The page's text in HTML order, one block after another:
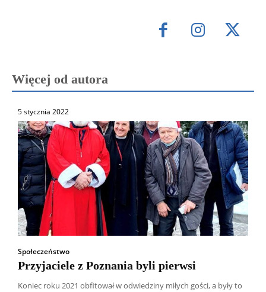
Więcej od autora
5 stycznia 2022
Społeczeństwo
Przyjaciele z Poznania byli pierwsi
Koniec roku 2021 obfitował w odwiedziny miłych gości, a były to